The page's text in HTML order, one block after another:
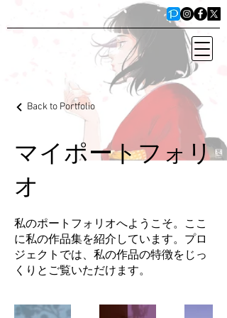
Back to Portfolio
マイポートフォリ
オ
私のポートフォリオへようこそ。ここ
に私の作品集を紹介しています。プロ
ジェクトでは、私の作品の特徴をじっ
くりとご覧いただけます。